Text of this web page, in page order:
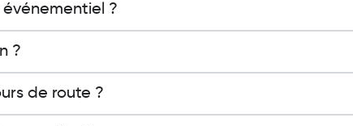
?
?
de route ?